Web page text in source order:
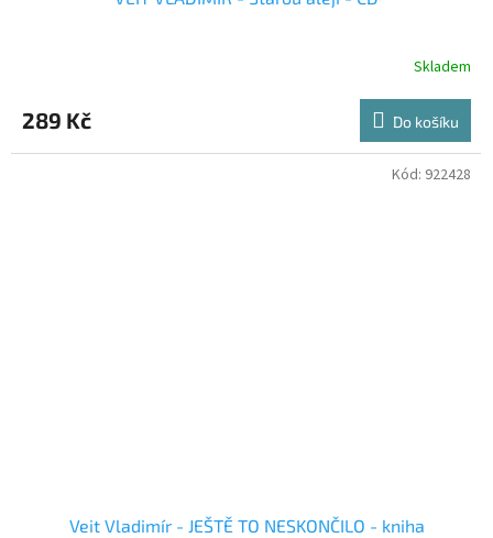
Skladem
289 Kč Do košíku
Veit Vladimír - JEŠTĚ TO NESKONČILO - kniha
Kód: 922428